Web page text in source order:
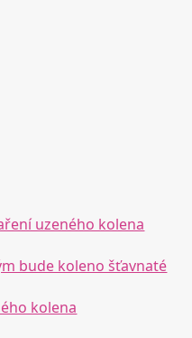
uzeného kolena
bude koleno šťavnaté
kolena